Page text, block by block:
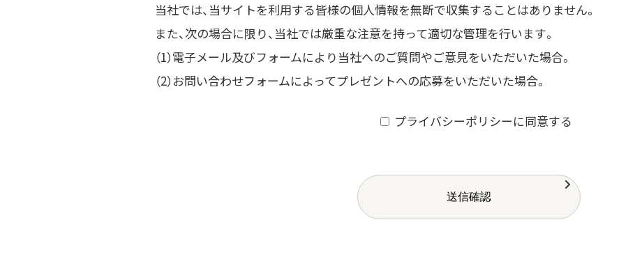
当社では、当サイトを利用する皆様の個人情報を無断で収集することはありません。
また、次の場合に限り、当社では厳重な注意を持って適切な管理を行います。
（1）電子メール及びフォームにより当社へのご質問やご意見をいただいた場合。
（2）お問い合わせフォームによってプレゼントへの応募をいただいた場合。
システム内で厳重なセキュリティにより管理されておりますので、安心してご利用ください。
当サイトでは、皆様のサイト利用の利便性を図るために、クッキーを利用しています。これ
プライバシーポリシーに同意する